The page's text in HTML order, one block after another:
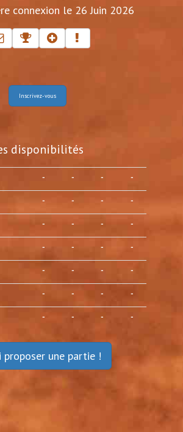
connexion le 26 Juin 2026
Inscrivez-vous
disponibilités
- - - -
- - - -
- - - -
- - - -
- - - -
- - - -
- - - -
une partie !